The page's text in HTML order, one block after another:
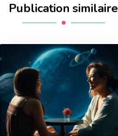
Publication similaire